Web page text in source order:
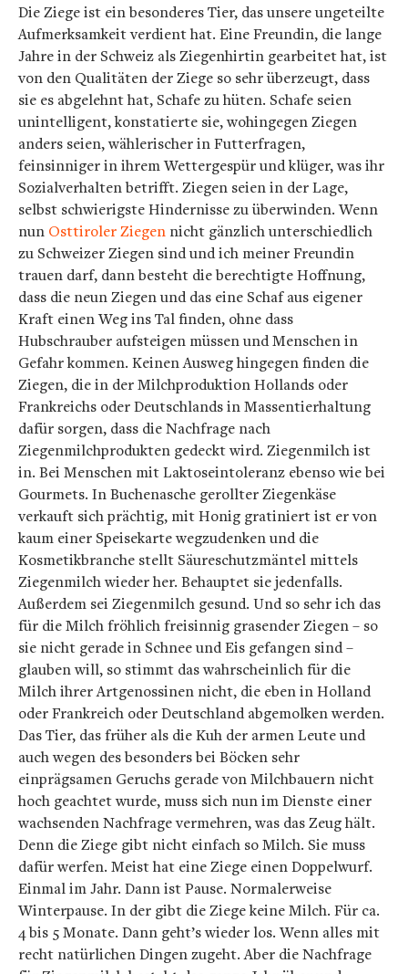
Die Ziege ist ein besonderes Tier, das unsere ungeteilte
Aufmerksamkeit verdient hat. Eine Freundin, die lange
Jahre in der Schweiz als Ziegenhirtin gearbeitet hat, ist
von den Qualitäten der Ziege so sehr überzeugt, dass
sie es abgelehnt hat, Schafe zu hüten. Schafe seien
unintelligent, konstatierte sie, wohingegen Ziegen
anders seien, wählerischer in Futterfragen,
feinsinniger in ihrem Wettergespür und klüger, was ihr
Sozialverhalten betrifft. Ziegen seien in der Lage,
selbst schwierigste Hindernisse zu überwinden. Wenn
nun Osttiroler Ziegen nicht gänzlich unterschiedlich
zu Schweizer Ziegen sind und ich meiner Freundin
trauen darf, dann besteht die berechtigte Hoffnung,
dass die neun Ziegen und das eine Schaf aus eigener
Kraft einen Weg ins Tal finden, ohne dass
Hubschrauber aufsteigen müssen und Menschen in
Gefahr kommen. Keinen Ausweg hingegen finden die
Ziegen, die in der Milchproduktion Hollands oder
Frankreichs oder Deutschlands in Massentierhaltung
dafür sorgen, dass die Nachfrage nach
Ziegenmilchprodukten gedeckt wird. Ziegenmilch ist
in. Bei Menschen mit Laktoseintoleranz ebenso wie bei
Gourmets. In Buchenasche gerollter Ziegenkäse
verkauft sich prächtig, mit Honig gratiniert ist er von
kaum einer Speisekarte wegzudenken und die
Kosmetikbranche stellt Säureschutzmäntel mittels
Ziegenmilch wieder her. Behauptet sie jedenfalls.
Außerdem sei Ziegenmilch gesund. Und so sehr ich das
für die Milch fröhlich freisinnig grasender Ziegen – so
sie nicht gerade in Schnee und Eis gefangen sind –
glauben will, so stimmt das wahrscheinlich für die
Milch ihrer Artgenossinen nicht, die eben in Holland
oder Frankreich oder Deutschland abgemolken werden.
Das Tier, das früher als die Kuh der armen Leute und
auch wegen des besonders bei Böcken sehr
einprägsamen Geruchs gerade von Milchbauern nicht
hoch geachtet wurde, muss sich nun im Dienste einer
wachsenden Nachfrage vermehren, was das Zeug hält.
Denn die Ziege gibt nicht einfach so Milch. Sie muss
dafür werfen. Meist hat eine Ziege einen Doppelwurf.
Einmal im Jahr. Dann ist Pause. Normalerweise
Winterpause. In der gibt die Ziege keine Milch. Für ca.
4 bis 5 Monate. Dann geht’s wieder los. Wenn alles mit
recht natürlichen Dingen zugeht. Aber die Nachfrage